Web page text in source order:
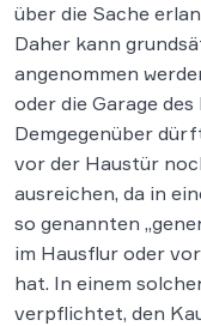
über die Sache
Daher kann
angenommen
oder die Garage
Demgegenüber
vor der Haustür
ausreichen, da in
so genannten
im Hausflur oder
hat. In einem
verpflichtet, den